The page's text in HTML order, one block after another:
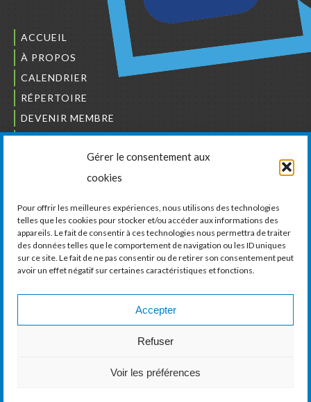
Gérer le consentement aux
cookies
Pour offrir les meilleures expériences, nous utilisons des technologies
telles que les cookies pour stocker et/ou accéder aux informations des
appareils. Le fait de consentir à ces technologies nous permettra de traiter
des données telles que le comportement de navigation ou les ID uniques
sur ce site. Le fait de ne pas consentir ou de retirer son consentement peut
avoir un effet négatif sur certaines caractéristiques et fonctions.
Accepter
Refuser
Voir les préférences
ACCUEIL
À PROPOS
CALENDRIER
RÉPERTOIRE
DEVENIR MEMBRE
NOUS JOINDRE
L’ORDRE DES BÂTISSEURS
LA CHAMBRE DE COMMERCE ET D’INDUSTRIE
DE VAUDREUIL-SOULANGES
11, boul. de la Cité-des-Jeunes, Suite 201